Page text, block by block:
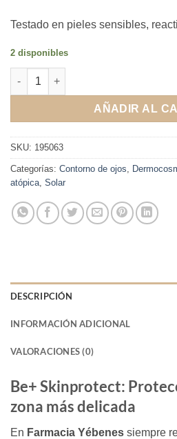
Testado en pieles sensibles,
2 disponibles
Be+ Skinprotect Contorno de ojos
AÑADIR AL
SKU: 195063
Categorías: Contorno de ojos
atópica Solar
DESCRIPCIÓN
INFORMACIÓN ADICIONAL
VALORACIONES (0)
Be+ Skinprotect:
zona más delicada
En Farmacia Yébenes siempre